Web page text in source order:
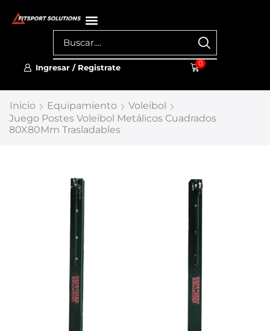
Ingresar / Registrate 0
Inicio Equipamiento
Voleibol
Juego Postes Voleibol Metálicos Cuadrados
80X80Mm Trasladables